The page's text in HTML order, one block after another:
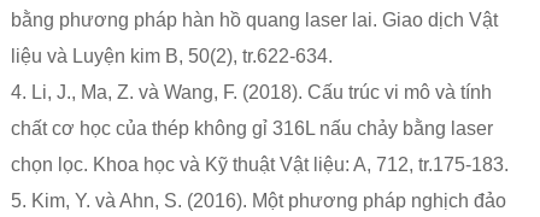
bằng phương pháp hàn hồ quang laser lai. Giao dịch Vật
liệu và Luyện kim B, 50(2), tr.622-634.
4. Li, J., Ma, Z. và Wang, F. (2018). Cấu trúc vi mô và tính
chất cơ học của thép không gỉ 316L nấu chảy bằng laser
chọn lọc. Khoa học và Kỹ thuật Vật liệu: A, 712, tr.175-183.
5. Kim, Y. và Ahn, S. (2016). Một phương pháp nghịch đảo